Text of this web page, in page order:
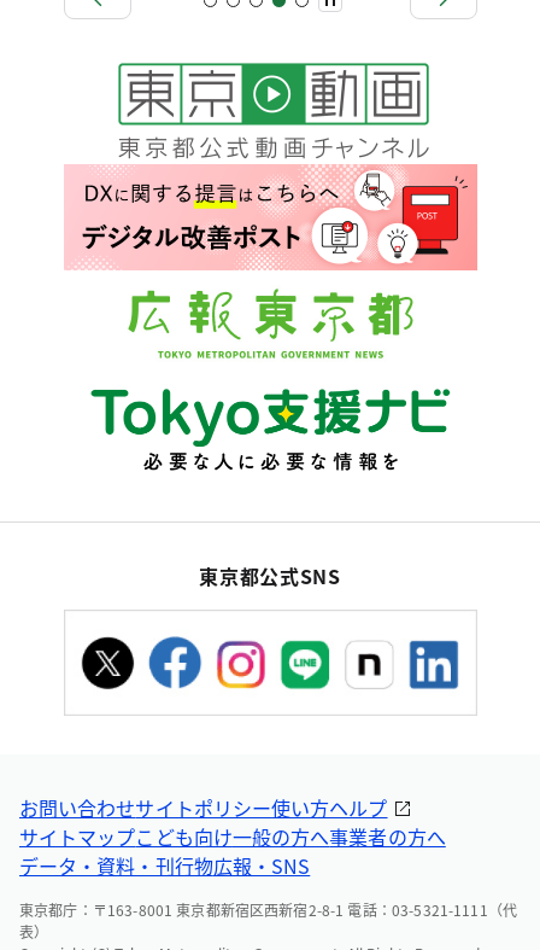
東京都公式SNS
お問い合わせサイトポリシー使い方ヘルプ
サイトマップこども向け一般の方へ事業者の方へ
データ・資料・刊行物広報・SNS
東京都庁：〒163-8001 東京都新宿区西新宿2-8-1 電話：03-5321-1111（代
表）